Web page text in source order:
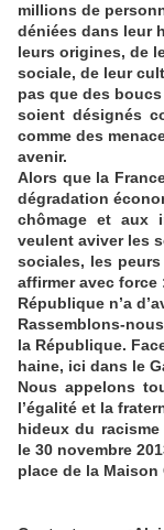
millions de
déniées dans leur
leurs origines, de
sociale, de leur
pas que des
soient désignés
comme des
avenir.
Alors que la
dégradation
chômage et aux
veulent aviver les
sociales, les
affirmer avec force
République n’a
Rassemblons-
la République.
haine, ici dans le
Nous appelons
l’égalité et la
hideux du
le 30 novembre
place de la Maison